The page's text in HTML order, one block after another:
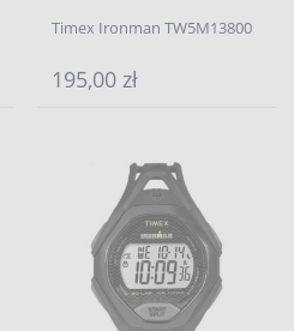
Timex Ironman TW5M13800
195,00 zł